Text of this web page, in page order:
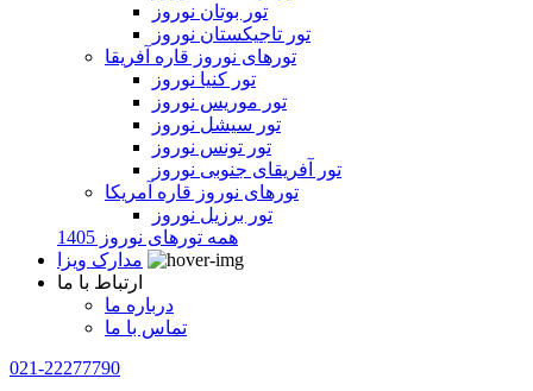
تور بوتان نوروز
تور تاجیکستان نوروز
تورهای نوروز قاره آفریقا
تور کنیا نوروز
تور موریس نوروز
تور سیشل نوروز
تور تونس نوروز
تور آفریقای جنوبی نوروز
تورهای نوروز قاره آمریکا
تور برزیل نوروز
همه تورهای نوروز 1405
مدارک ویزا
ارتباط با ما
درباره ما
تماس با ما
021-22277790